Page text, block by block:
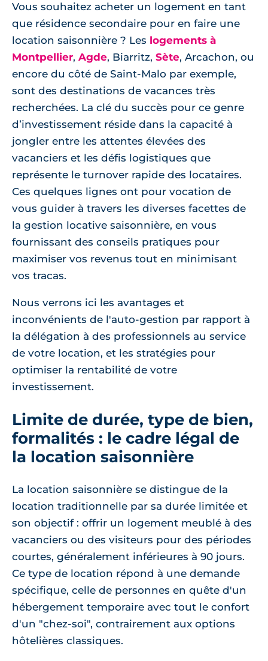
Vous souhaitez acheter un logement en tant
que résidence secondaire pour en faire une
location saisonnière ? Les logements à
Montpellier, Agde, Biarritz, Sète, Arcachon, ou
encore du côté de Saint-Malo par exemple,
sont des destinations de vacances très
recherchées. La clé du succès pour ce genre
d’investissement réside dans la capacité à
jongler entre les attentes élevées des
vacanciers et les défis logistiques que
représente le turnover rapide des locataires.
Ces quelques lignes ont pour vocation de
vous guider à travers les diverses facettes de
la gestion locative saisonnière, en vous
fournissant des conseils pratiques pour
maximiser vos revenus tout en minimisant
vos tracas.
Nous verrons ici les avantages et
inconvénients de l'auto-gestion par rapport à
la délégation à des professionnels au service
de votre location, et les stratégies pour
optimiser la rentabilité de votre
investissement.
Limite de durée, type de bien,
formalités : le cadre légal de
la location saisonnière
La location saisonnière se distingue de la
location traditionnelle par sa durée limitée et
son objectif : offrir un logement meublé à des
vacanciers ou des visiteurs pour des périodes
courtes, généralement inférieures à 90 jours.
Ce type de location répond à une demande
spécifique, celle de personnes en quête d'un
hébergement temporaire avec tout le confort
d'un "chez-soi", contrairement aux options
hôtelières classiques.